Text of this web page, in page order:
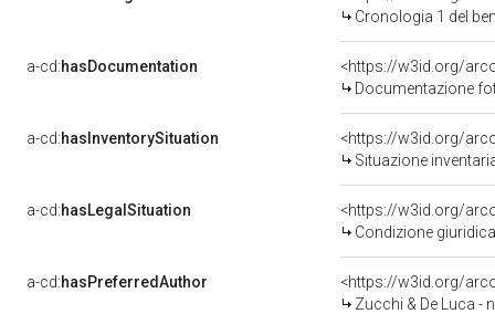
Cronologia 1 del
a-cd:hasDocumentation
Documentazione
a-cd:hasInventorySituation
<https://w3id.org/
Situazione
a-cd:hasLegalSituation
Condizione
a-cd:hasPreferredAuthor
<https://w3id.org/
Zucchi & De Luca -